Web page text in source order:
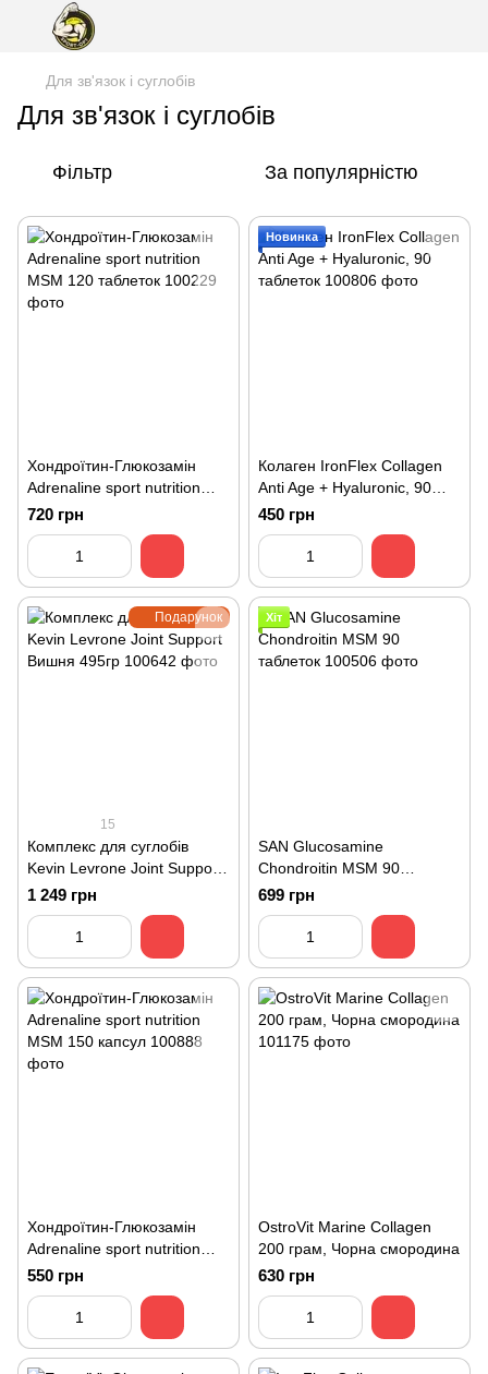
Для зв'язок і суглобів
Для зв'язок і суглобів
Фільтр За популярністю
Хондроїтин-Глюкозамін
Adrenaline sport nutrition
MSM 120 таблеток
720 грн
Новинка
Колаген IronFlex Collagen
Anti Age + Hyaluronic, 90
таблеток
450 грн
Подарунок
15
Комплекс для суглобів
Kevin Levrone Joint Support
Вишня 495гр
1 249 грн
Хіт
SAN Glucosamine
Chondroitin MSM 90
таблеток
699 грн
Хондроїтин-Глюкозамін
Adrenaline sport nutrition
MSM 150 капсул
550 грн
OstroVit Marine Collagen
200 грам, Чорна смородина
630 грн